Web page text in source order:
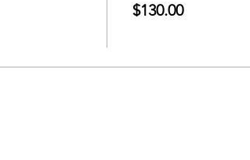
$130.00